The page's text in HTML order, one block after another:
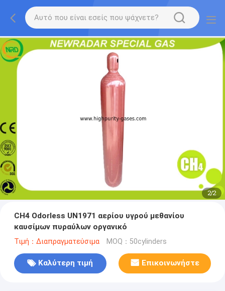
2/2
CH4 Odorless UN1971 αερίου υγρού μεθανίου
καυσίμων πυραύλων οργανικό
Τιμή：Διαπραγματεύσιμα MOQ：50cylinders
Καλύτερη τιμή Επικοινωνήστε